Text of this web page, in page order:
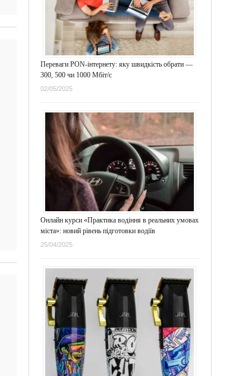
Переваги PON-інтернету: яку швидкість обрати —
300, 500 чи 1000 Мбіт/с
02/05/2025
Онлайн курси «Практика водіння в реальних умовах
міста»: новий рівень підготовки водіїв
25/04/2025